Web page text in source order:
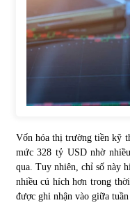
31/
Tiền gửi
31/
Chứng
31/
Vốn hóa thị trường tiền kỹ
mức 328 tỷ USD nhờ
qua. Tuy nhiên, chỉ số này
nhiều cú hích hơn trong
được ghi nhận vào giữa tuần